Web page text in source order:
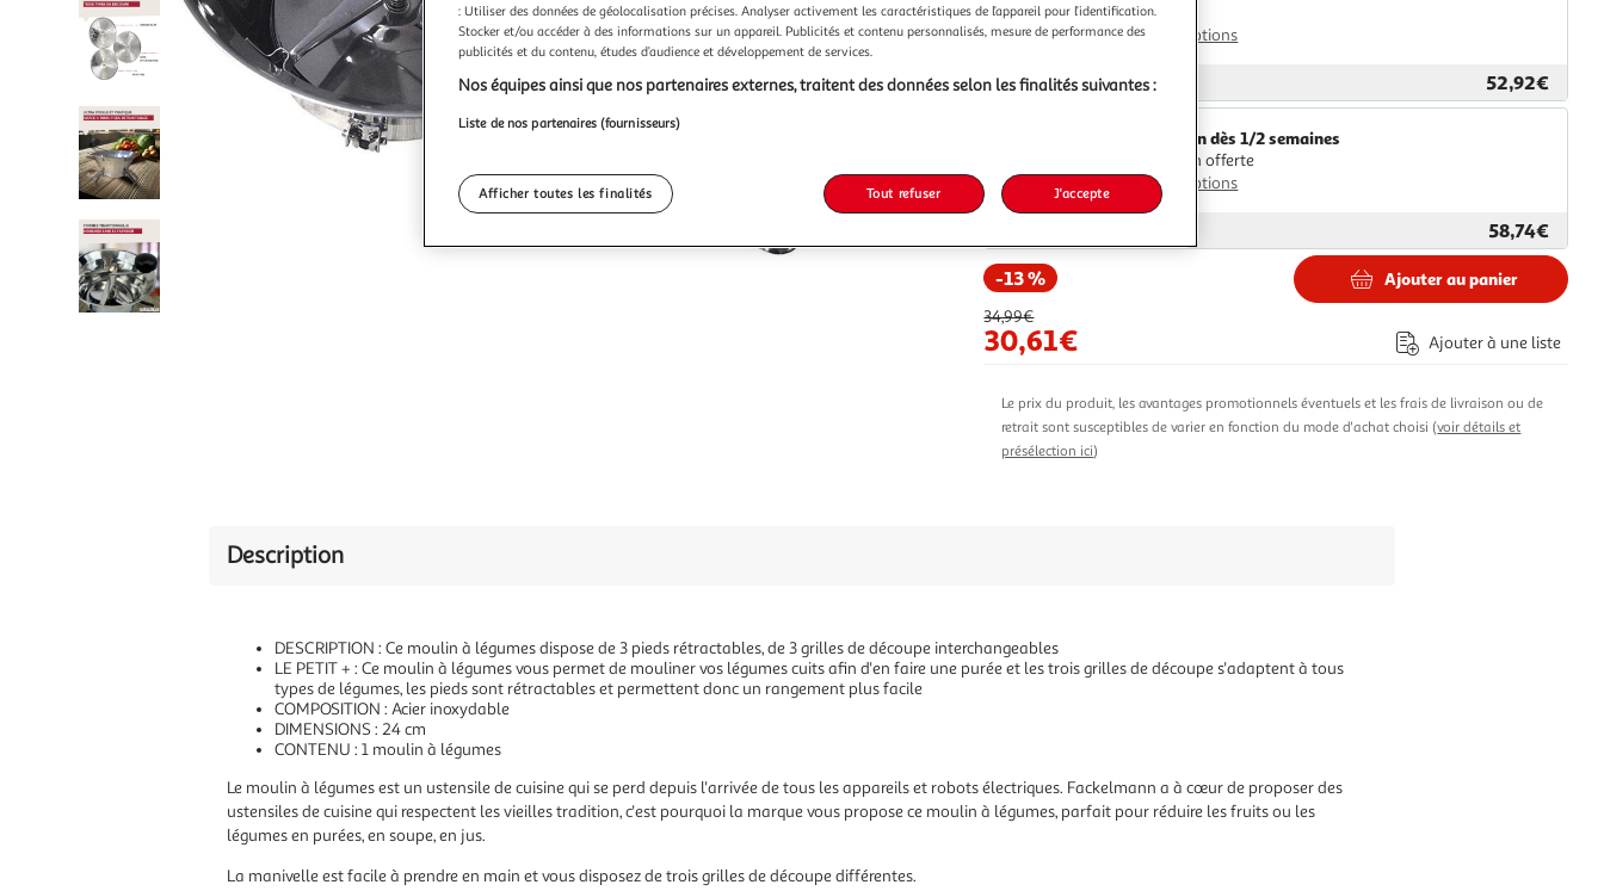
4,99€
Plus d'options
Vendu parMultishop 52,92€
Livraison dès 1/2 semaines
Livraison offerte
Plus d'options
58,74€
-13 %
34,99€
30,61€
Ajouter au panier
Ajouter à une liste
Le prix du produit, les avantages promotionnels éventuels et les frais de livraison ou de
retrait sont susceptibles de varier en fonction du mode d'achat choisi (voir détails et
présélection ici)
Description
DESCRIPTION : Ce moulin à légumes dispose de 3 pieds rétractables, de 3 grilles de découpe interchangeables
LE PETIT + : Ce moulin à légumes vous permet de mouliner vos légumes cuits afin d'en faire une purée et les trois grilles de découpe s'adaptent à tous
types de légumes, les pieds sont rétractables et permettent donc un rangement plus facile
COMPOSITION : Acier inoxydable
DIMENSIONS : 24 cm
CONTENU : 1 moulin à légumes
Le moulin à légumes est un ustensile de cuisine qui se perd depuis l'arrivée de tous les appareils et robots électriques. Fackelmann a à cœur de proposer des
ustensiles de cuisine qui respectent les vieilles tradition, c'est pourquoi la marque vous propose ce moulin à légumes, parfait pour réduire les fruits ou les
légumes en purées, en soupe, en jus.
La manivelle est facile à prendre en main et vous disposez de trois grilles de découpe différentes.
: Utiliser des données de géolocalisation précises. Analyser activement les caractéristiques de l’appareil pour l’identification.
Stocker et/ou accéder à des informations sur un appareil. Publicités et contenu personnalisés, mesure de performance des
publicités et du contenu, études d’audience et développement de services.
Nos équipes ainsi que nos partenaires externes, traitent des données selon les finalités suivantes :
Liste de nos partenaires (fournisseurs)
Afficher toutes les finalités Tout refuser J'accepte